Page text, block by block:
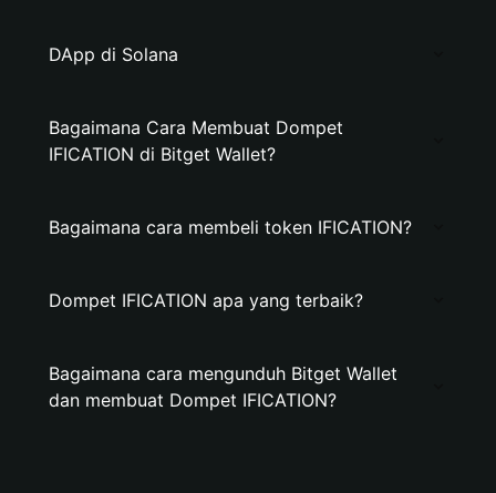
DApp di Solana
Bagaimana Cara Membuat Dompet
IFICATION di Bitget Wallet?
Bagaimana cara membeli token IFICATION?
Dompet IFICATION apa yang terbaik?
Bagaimana cara mengunduh Bitget Wallet
dan membuat Dompet IFICATION?